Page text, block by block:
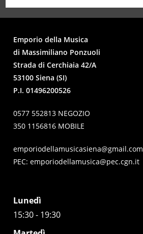
Emporio della Musica
di Massimiliano Ponzuoli
Strada di Cerchiaia 42/A
53100 Siena (SI)
P.I. 01496200526
0577 552813 NEGOZIO
350 1156816 MOBILE
emporiodellamusicasiena@gmail.com
PEC:emporiodellamusica@pec.cgn.it
Lunedì
15:30 - 19:30